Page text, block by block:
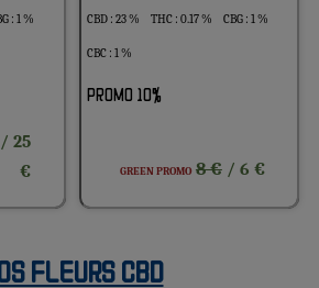
: 1 %
/ 25
€
CBD : 23 % THC : 0.17 % CBG : 1 %
CBC : 1 %
PROMO 10%
GREEN PROMO 8 €/ 6 €
FLEURS CBD